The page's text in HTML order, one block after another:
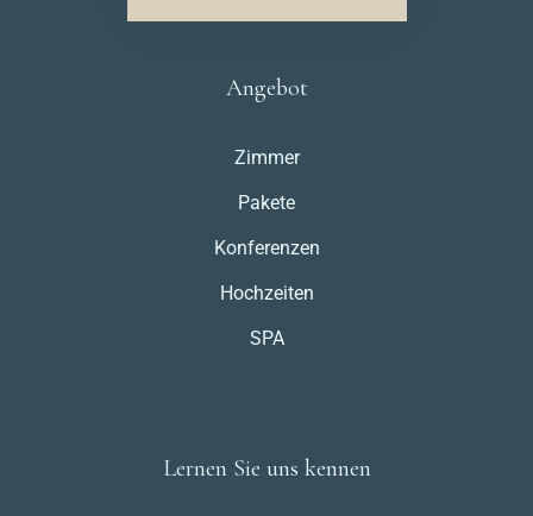
Angebot
Zimmer
Pakete
Konferenzen
Hochzeiten
SPA
Lernen Sie uns kennen